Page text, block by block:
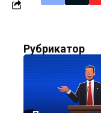
Рубрикатор